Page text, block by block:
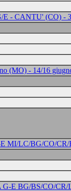
- CANTU' (CO) -
(MO) - 14/16
MI/LC/BG/CO/
E BG/BS/CO/